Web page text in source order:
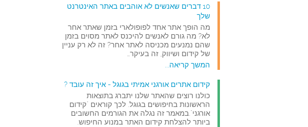
10 דברים שאנשים לא אוהבים באתר האינטרנט
שלך
מה הופך אתר אחד לפופולארי בזמן שאתר אחר
לא? מה גורם לאנשים להיכנס לאתר מסוים בזמן
שהם נמנעים מכניסה לאתר אחר? זה לא רק עניין
של קידום ושיווק, זה בעיקר…
המשך קריאה...
קידום אתרים אורגני אמיתי בגוגל - איך זה עובד ?
כולנו רוצים שהאתר שלנו יתברג בתוצאות
הראשונות בחיפושים בגוגל. לכך קוראים "קידום
אורגני".במאמר זה נגלה את הגורמים החשובים
ביותר להצלחת קידום האתר במנוע החיפוש.